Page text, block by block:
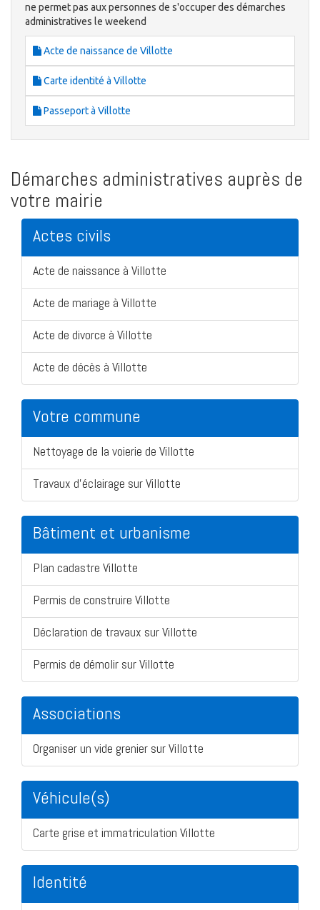
ne permet pas aux personnes de s'occuper des démarches
administratives le weekend
Acte de naissance de Villotte
Carte identité à Villotte
Passeport à Villotte
Démarches administratives auprès de
votre mairie
Actes civils
Acte de naissance à Villotte
Acte de mariage à Villotte
Acte de divorce à Villotte
Acte de décès à Villotte
Votre commune
Nettoyage de la voierie de Villotte
Travaux d'éclairage sur Villotte
Bâtiment et urbanisme
Plan cadastre Villotte
Permis de construire Villotte
Déclaration de travaux sur Villotte
Permis de démolir sur Villotte
Associations
Organiser un vide grenier sur Villotte
Véhicule(s)
Carte grise et immatriculation Villotte
Identité